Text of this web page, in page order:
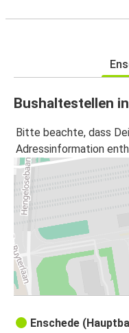
Bushaltestellen
Bitte beachte, dass
Adressinformation
Enschede